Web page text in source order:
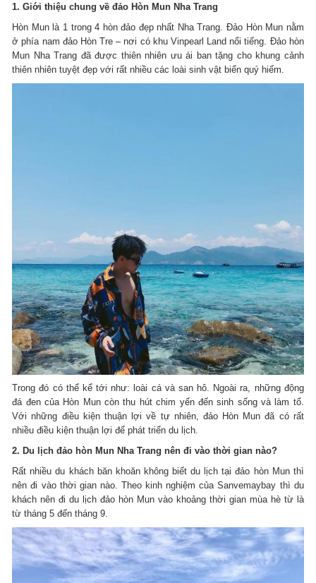
1. Giới thiệu chung về đảo Hòn Mun Nha Trang
Hòn Mun là 1 trong 4 hòn đảo đẹp nhất Nha Trang. Đảo Hòn Mun nằm
ở phía nam đảo Hòn Tre – nơi có khu Vinpearl Land nổi tiếng. Đảo hòn
Mun Nha Trang đã được thiên nhiên ưu ái ban tặng cho khung cảnh
thiên nhiên tuyệt đẹp với rất nhiều các loài sinh vật biển quý hiếm.
Trong đó có thể kể tới như: loài cá và san hô. Ngoài ra, những động
đá đen của Hòn Mun còn thu hút chim yến đến sinh sống và làm tổ.
Với những điều kiện thuận lợi về tự nhiên, đảo Hòn Mun đã có rất
nhiều điều kiện thuận lợi để phát triển du lịch.
2. Du lịch đảo hòn Mun Nha Trang nên đi vào thời gian nào?
Rất nhiều du khách băn khoăn không biết du lịch tại đảo hòn Mun thì
nên đi vào thời gian nào. Theo kinh nghiệm của Sanvemaybay thì du
khách nên đi du lịch đảo hòn Mun vào khoảng thời gian mùa hè từ là
từ tháng 5 đến tháng 9.